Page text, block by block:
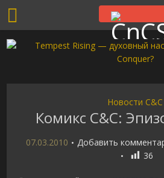
Новости C&C
Комикс C&C:
07.03.2010 Добавить
36